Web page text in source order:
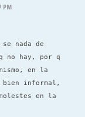
PM
nada de
no hay, por q
en la
bien informal,
en la